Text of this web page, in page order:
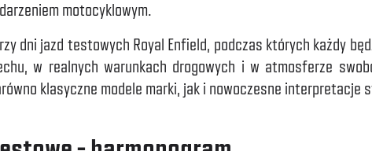
motocyklowym.
dni jazd testowych Royal Enfield, podczas których każdy
w realnych warunkach drogowych i w atmosferze
klasyczne modele marki, jak i nowoczesne interpretacje